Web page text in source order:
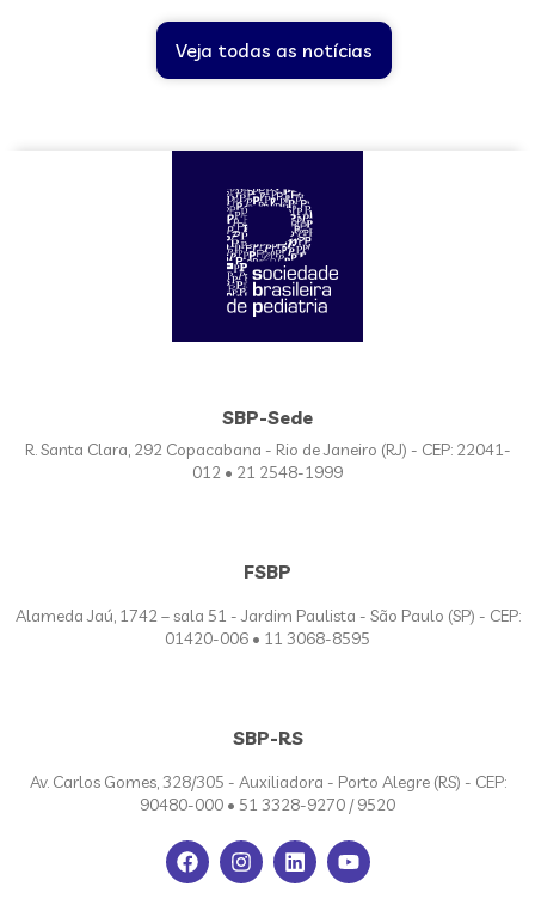
Veja todas as notícias
SBP-Sede
R. Santa Clara, 292 Copacabana - Rio de Janeiro (RJ) - CEP: 22041-
012 • 21 2548-1999
FSBP
Alameda Jaú, 1742 – sala 51 - Jardim Paulista - São Paulo (SP) - CEP:
01420-006 • 11 3068-8595
SBP-RS
Av. Carlos Gomes, 328/305 - Auxiliadora - Porto Alegre (RS) - CEP:
90480-000 • 51 3328-9270 / 9520